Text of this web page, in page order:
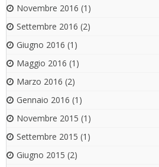
Novembre 2016 (1)
Settembre 2016 (2)
Giugno 2016 (1)
Maggio 2016 (1)
Marzo 2016 (2)
Gennaio 2016 (1)
Novembre 2015 (1)
Settembre 2015 (1)
Giugno 2015 (2)